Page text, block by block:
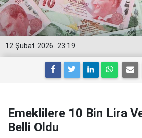
23:19
12 Şubat 2026
Emeklilere 10 Bin Lira
Belli Oldu